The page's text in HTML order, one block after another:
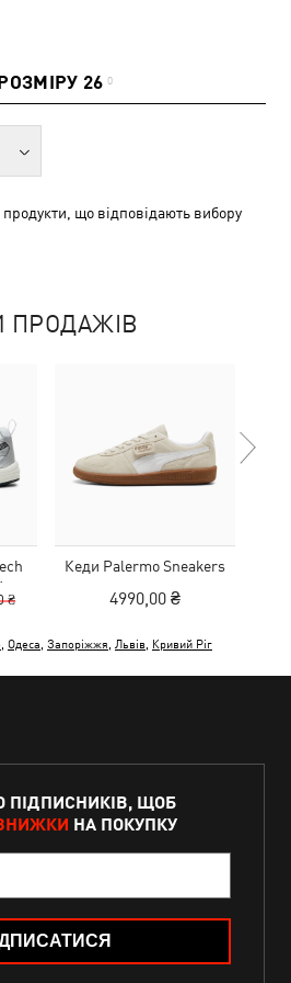
26 0
що відповідають вибору
ПРОДАЖІВ
₴
Кеди Palermo Sneakers
4990,00 ₴
Одеса Запоріжжя Львів Кривий Ріг
ПІДПИСНИКІВ, ЩОБ
НА ПОКУПКУ